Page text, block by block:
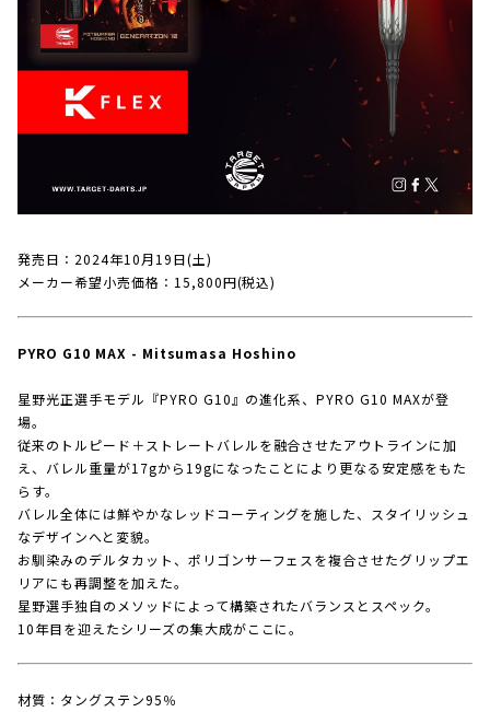
発売日：2024年10月19日(土)
メーカー希望小売価格：15,800円(税込)
PYRO G10 MAX - Mitsumasa Hoshino
星野光正選手モデル『PYRO G10』の進化系、PYRO G10 MAXが登
場。
従来のトルピード＋ストレートバレルを融合させたアウトラインに加
え、バレル重量が17gから19gになったことにより更なる安定感をもた
らす。
バレル全体には鮮やかなレッドコーティングを施した、スタイリッシュ
なデザインへと変貌。
お馴染みのデルタカット、ポリゴンサーフェスを複合させたグリップエ
リアにも再調整を加えた。
星野選手独自のメソッドによって構築されたバランスとスペック。
10年目を迎えたシリーズの集大成がここに。
材質：タングステン95％